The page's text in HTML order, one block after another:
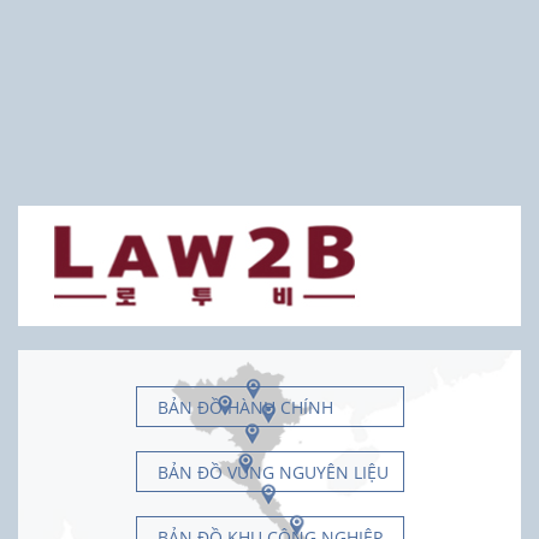
BẢN ĐỒ HÀNH CHÍNH
BẢN ĐỒ VÙNG NGUYÊN LIỆU